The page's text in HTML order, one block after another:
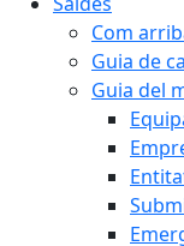
Com
Guia de
Guia del